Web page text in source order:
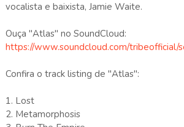
vocalista e baixista, Jamie Waite.
Ouça "Atlas" no SoundCloud:
https://www.soundcloud.com/tribeofficial/
Confira o track listing de "Atlas":
1. Lost
2. Metamorphosis